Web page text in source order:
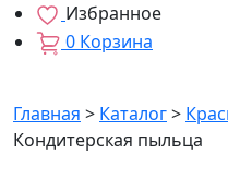
Избранное
0 Корзина
Главная > Каталог>
Кондитерская пыльца